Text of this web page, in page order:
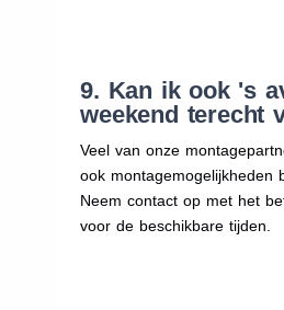
9. Kan ik ook 's
weekend terecht
Veel van onze
ook montagemogelijkheden
Neem contact op met het
voor de beschikbare tijden.